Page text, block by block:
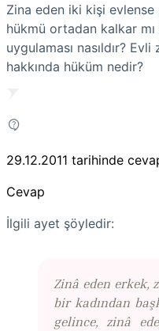
Zina eden iki kişi
hükmü ortadan kalkar
uygulaması nasıldır?
hakkında hüküm nedir?
29.12.2011 tarihinde
Cevap
İlgili ayet şöyledir:
Zinâ eden erkek,
bir kadından
gelince, zinâ